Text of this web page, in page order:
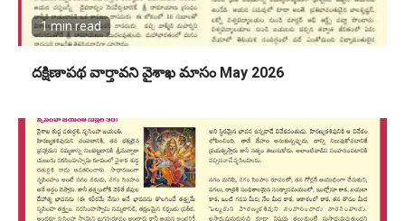
1 min read
దక్షిణాపథ వార్తావని వైశాఖ మాసం May 2026